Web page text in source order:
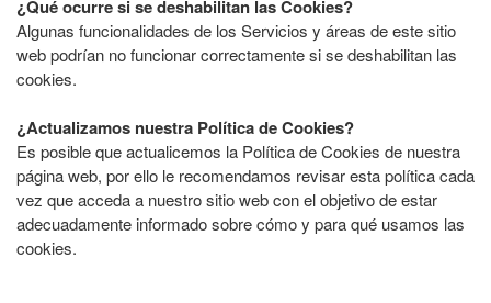
¿Qué ocurre si se deshabilitan las Cookies?
Algunas funcionalidades de los Servicios y áreas de este sitio
web podrían no funcionar correctamente si se deshabilitan las
cookies.
¿Actualizamos nuestra Política de Cookies?
Es posible que actualicemos la Política de Cookies de nuestra
página web, por ello le recomendamos revisar esta política cada
vez que acceda a nuestro sitio web con el objetivo de estar
adecuadamente informado sobre cómo y para qué usamos las
cookies.